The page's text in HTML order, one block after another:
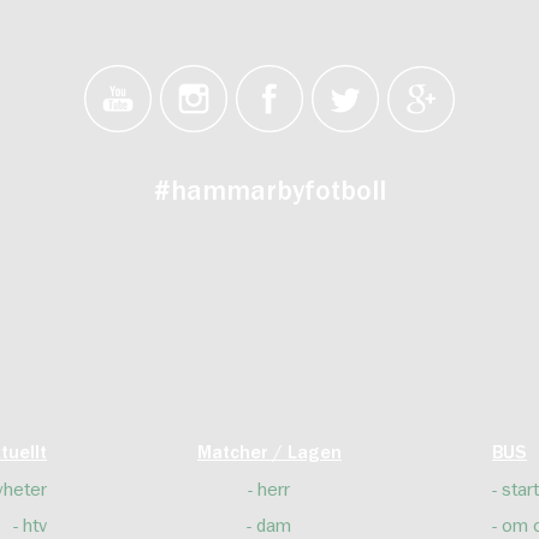
#hammarbyfotboll
htv
Matcher / Lagen
herr
dam
BUS
start
om